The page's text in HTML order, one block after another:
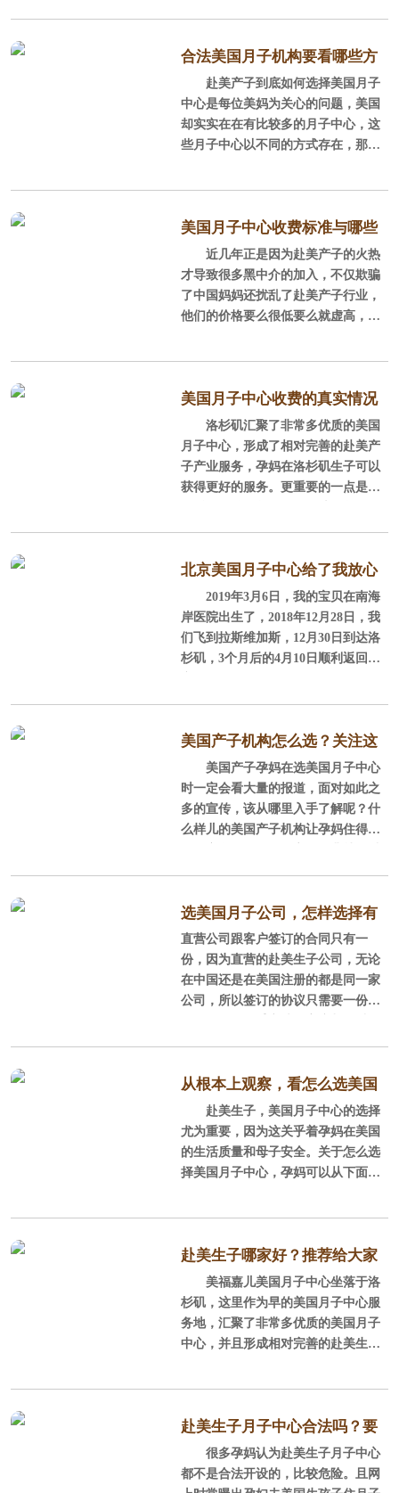
高一些。关于如何挑选直营美国月子
中心，可以从以下几方面考核一
1，小心防范黑中介的低价陷阱
美国生孩子行业的低价诱惑不在
少数，“三无机票”“办假证”等情况屡
货，美国生孩子整个服务过程持续3个
月，妈妈在美国的起居饮食各项服
务，都由美国月子中心负担，这是无
可避免的经营成本。商家再好也要有
利润才可以保证服务
合法美国月子机构要看哪些方
面？
赴美产子到底如何选择美国月子
中心是每位美妈为关心的问题，美国
却实实在在有比较多的月子中心，这
些月子中心以不同的方式存在，那么
一、看价格
这个价格才是判断根本，一定要
先了解好美国月子中心的市场价格，
一般赴美产子的全部费用加起来的范
要找正规、合法注册的月子中心，让
孕妈们有个美好的赴美产子之旅。
二、看服务
美国月子中心的服务孕妈一
美国月子中心收费标准与哪些
因素有关！
近几年正是因为赴美产子的火热
才导致很多黑中介的加入，不仅欺骗
了中国妈妈还扰乱了赴美产子行业，
他们的价格要么很低要么就虚高，让
的领头企业，现在就美国本土的情况
为孕妈揭开月子中心价格的神秘面
纱。
1、地理位置不同价格也不同
而且也有白人区和高档华人区的区
分。其中白人区位于洛杉矶南面的尔
湾地区，安全便利，附近有商场购物
中心、奥特莱斯、
美国月子中心收费的真实情况
是怎样的？
洛杉矶汇聚了非常多优质的美国
月子中心，形成了相对完善的赴美产
子产业服务，孕妈在洛杉矶生子可以
获得更好的服务。更重要的一点是，
以单独在这里生活。正是因为洛杉矶
被中国妈妈青睐，网上传言洛杉矶月
子中心贵过天价其实并不是真实的情
况，美福嘉儿美国月子中心以美国洛
杉矶的湾、科罗娜、安大略为中心，
不断拓展到美国塞班岛、加拿大等
国月子中心价格的几个因素吧。
北京美国月子中心给了我放心
的服务！
2019年3月6日，我的宝贝在南海
岸医院出生了，2018年12月28日，我
们飞到拉斯维加斯，12月30日到达洛
杉矶，3个月后的4月10日顺利返回北
个人在美国，但这段时间前前后后的
事情基本都有月子中心出谋划策，生
活也是相当完满！
在美国的90天
紧张感和陌生感就都消除了，到了预
定的别墅还有阿姨准备的热乎乎的早
餐！
美国气候很好，绿化率很高，空
气湿度也刚刚好，每天在别墅周围
美国产子机构怎么选？关注这
几点
美国产子孕妈在选美国月子中心
时一定会看大量的报道，面对如此之
多的宣传，该从哪里入手了解呢？什
么样儿的美国产子机构让孕妈住得舒
一、安全合法问题
如何确定美国产子机构是否是直
营，首要的事是关注她的资质、是否
持有正式营业执照，关键还需要看有
没有美国公司的税务证明，如果提供
是正规的月子中心，很可能是“挂着羊
头卖狗肉”，有些美国产子黑中介，美
国月子中心不正规，没有注册，服务
不能保障不说
选美国月子公司，怎样选择有
真正实力的直营公司?
直营公司跟客户签订的合同只有一
份，因为直营的赴美生子公司，无论
在中国还是在美国注册的都是同一家
公司，所以签订的协议只需要一份，
需要签订两份合同：一份与中介，一
份与美国方面的月子中心。所以协议
签订后的一切行为都是由第三方完成
的，万一有意外情况发生就特别麻
烦，很可能两方都不管，遇到问题无
从根本上观察，看怎么选美国
月子中心？
赴美生子，美国月子中心的选择
尤为重要，因为这关乎着孕妈在美国
的生活质量和母子安全。关于怎么选
择美国月子中心，孕妈可以从下面这
美福嘉儿在这里所说的环境，不
是指偏僻的别墅，也不是指吵闹的市
区，而是指交通便利的，环境优美的
住宅区，为什么重点强调交通便利
要便利的。
环境优美也能让准妈妈心情愉
悦，可以安心待产、坐月子，美福嘉
赴美生子哪家好？推荐给大家
优质美国月子中心！
美福嘉儿美国月子中心坐落于洛
杉矶，这里作为早的美国月子中心服
务地，汇聚了非常多优质的美国月子
中心，并且形成相对完善的赴美生子
更重要的一点是，洛杉矶是华人
的聚集地，是美国华人数量第二大城
市，孕妈在这里不仅可以看到黄皮肤
黑头发的华人，连华人医生也比较集
赴美生子月子中心合法吗？要
看这几点
很多孕妈认为赴美生子月子中心
都不是合法开设的，比较危险。且网